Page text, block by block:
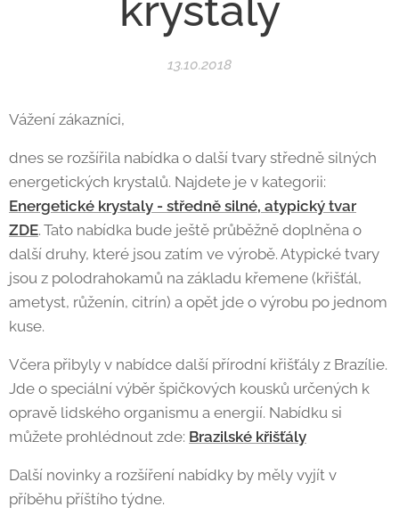
13.10.2018
Vážení zákazníci,
dnes se rozšířila nabídka o další tvary středně silných
energetických krystalů. Najdete je v kategorii:
Energetické krystaly - středně silné, atypický tvar
ZDE. Tato nabídka bude ještě průběžně doplněna o
další druhy, které jsou zatím ve výrobě. Atypické tvary
jsou z polodrahokamů na základu křemene (křišťál,
ametyst, růženín, citrín) a opět jde o výrobu po jednom
kuse.
Včera přibyly v nabídce další přírodní křišťály z Brazílie.
Jde o speciální výběr špičkových kousků určených k
opravě lidského organismu a energií. Nabídku si
můžete prohlédnout zde: Brazilské křišťály
Další novinky a rozšíření nabídky by měly vyjít v
příběhu příštího týdne.